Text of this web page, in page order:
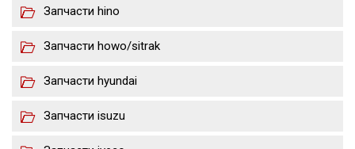
Запчасти hino
Запчасти howo/sitrak
Запчасти hyundai
Запчасти isuzu